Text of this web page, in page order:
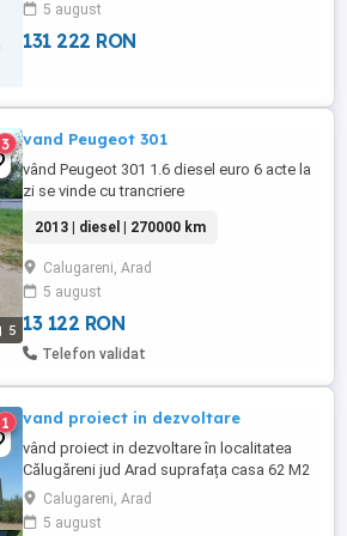
5 august
131 222 RON
5
3 vand Peugeot 301
vând Peugeot 301 1.6 diesel euro 6 acte la
zi se vinde cu trancriere
2013 | diesel | 270000 km
Calugareni, Arad
5 august
13 122 RON
Telefon validat
1 vand proiect in dezvoltare
vând proiect in dezvoltare în localitatea
Călugăreni jud Arad suprafața casa 62 M2
suprafața teren 221 m2
Calugareni, Arad
5 august